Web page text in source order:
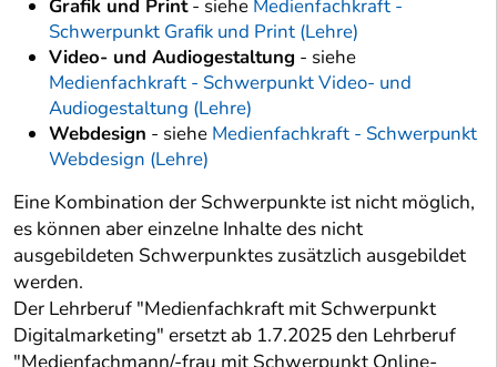
Grafik und Print- siehe Medienfachkraft -
Schwerpunkt Grafik und Print (Lehre)
Video- und Audiogestaltung - siehe
Medienfachkraft - Schwerpunkt Video- und
Audiogestaltung (Lehre)
Webdesign - siehe Medienfachkraft - Schwerpunkt
Webdesign (Lehre)
Eine Kombination der Schwerpunkte ist nicht möglich,
es können aber einzelne Inhalte des nicht
ausgebildeten Schwerpunktes zusätzlich ausgebildet
werden.
Der Lehrberuf "Medienfachkraft mit Schwerpunkt
Digitalmarketing" ersetzt ab 1.7.2025 den Lehrberuf